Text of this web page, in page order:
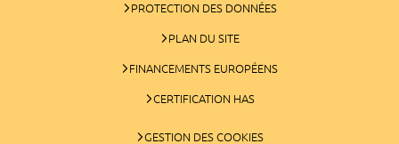
PROTECTION DES DONNÉES
PLAN DU SITE
FINANCEMENTS EUROPÉENS
CERTIFICATION HAS
GESTION DES COOKIES